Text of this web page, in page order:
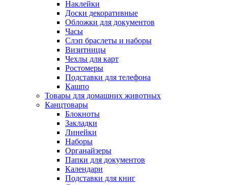
Наклейки
Доски декоративные
Обложки для документов
Часы
Слэп браслеты и наборы
Визитницы
Чехлы для карт
Ростомеры
Подставки для телефона
Кашпо
Товары для домашних животных
Канцтовары
Блокноты
Закладки
Линейки
Наборы
Органайзеры
Папки для документов
Календари
Подставки для книг